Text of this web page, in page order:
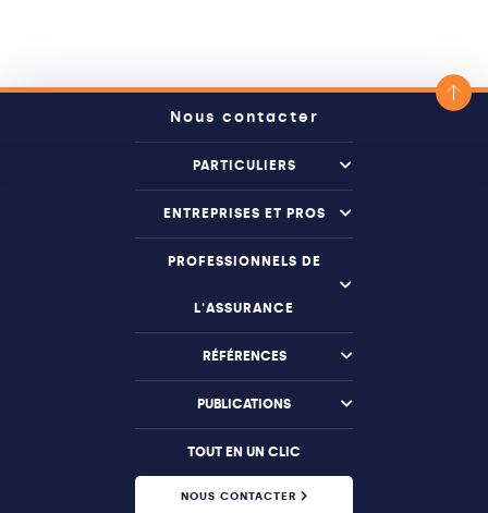
Nous contacter
PARTICULIERS
ENTREPRISES ET PROS
PROFESSIONNELS DE
L'ASSURANCE
RÉFÉRENCES
PUBLICATIONS
TOUT EN UN CLIC
NOUS CONTACTER